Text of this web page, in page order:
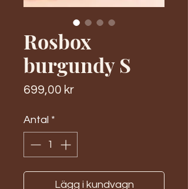
Rosbox
burgundy S
699,00 krPris
Antal *
Lägg i kundvagn